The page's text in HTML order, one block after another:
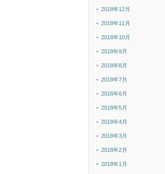
2018年12月
2018年11月
2018年10月
2018年9月
2018年8月
2018年7月
2018年6月
2018年5月
2018年4月
2018年3月
2018年2月
2018年1月